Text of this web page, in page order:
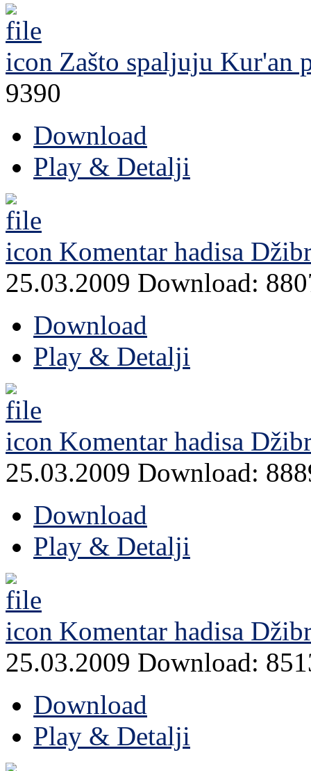
Zašto spaljuju Kur'an
9390
Download
Play & Detalji
Komentar hadisa
25.03.2009 Download:
Download
Play & Detalji
Komentar hadisa
25.03.2009 Download:
Download
Play & Detalji
Komentar hadisa
25.03.2009 Download:
Download
Play & Detalji